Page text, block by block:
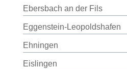
Ebersbach an der Fils
Eggenstein-Leopoldshafen
Ehningen
Eislingen